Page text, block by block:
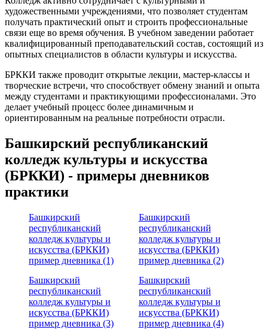
художественными учреждениями, что позволяет студентам
получать практический опыт и строить профессиональные
связи еще во время обучения. В учебном заведении работает
квалифицированный преподавательский состав, состоящий из
опытных специалистов в области культуры и искусства.
БРККИ также проводит открытые лекции, мастер-классы и
творческие встречи, что способствует обмену знаний и опыта
между студентами и практикующими профессионалами. Это
делает учебный процесс более динамичным и
ориентированным на реальные потребности отрасли.
Башкирский республиканский
колледж культуры и искусства
(БРККИ) - примеры дневников
практики
Башкирский
республиканский
колледж культуры и
искусства (БРККИ)
пример дневника (1)
Башкирский
республиканский
колледж культуры и
искусства (БРККИ)
пример дневника (2)
Башкирский
республиканский
колледж культуры и
искусства (БРККИ)
пример дневника (3)
Башкирский
республиканский
колледж культуры и
искусства (БРККИ)
пример дневника (4)